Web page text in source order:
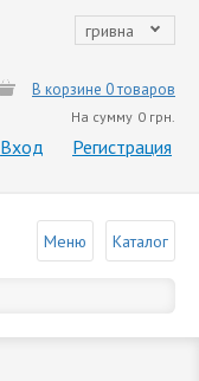
гривна
В корзине 0 товаров
На сумму 0 грн.
Вход Регистрация
Меню Каталог